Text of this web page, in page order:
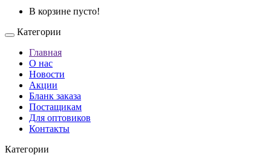
В корзине пусто!
Категории
Главная
О нас
Новости
Акции
Бланк заказа
Постащикам
Для оптовиков
Контакты
Категории